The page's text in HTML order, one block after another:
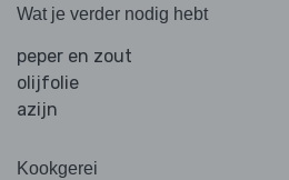
Wat je verder nodig hebt
peper en zout
olijfolie
azijn
Kookgerei